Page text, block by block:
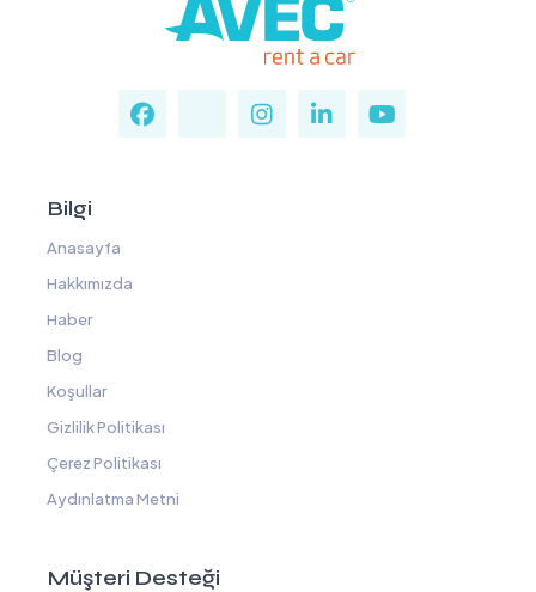
Bilgi
Anasayfa
Hakkımızda
Haber
Blog
Koşullar
Gizlilik Politikası
Çerez Politikası
Aydınlatma Metni
Müşteri Desteği